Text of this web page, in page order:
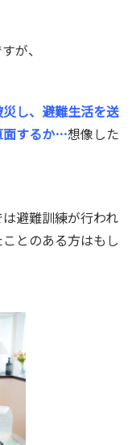
が、
し、避難生活を送
面するか…想像した
避難訓練が行われ
とのある方はもし